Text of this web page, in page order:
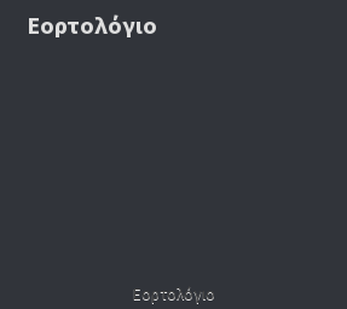
Εορτολόγιο
Εορτολόγιο